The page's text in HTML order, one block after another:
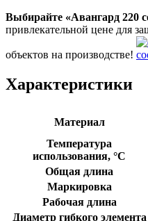
Выбирайте «Авангард 220
привлекательной цене для
объектов на производстве!
Характеристики
Материал
Температура
использования, °C
Общая длина
Маркировка
Рабочая длина
Диаметр гибкого элемента